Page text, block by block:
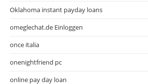
Oklahoma instant payday loans
omeglechat.de Einloggen
once italia
onenightfriend pc
online pay day loan